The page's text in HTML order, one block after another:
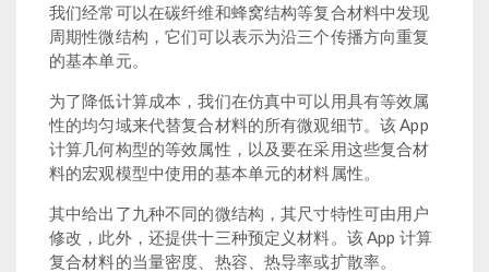
我们经常可以在碳纤维和蜂窝结构等复合材料中发现
周期性微结构，它们可以表示为沿三个传播方向重复
的基本单元。
为了降低计算成本，我们在仿真中可以用具有等效属
性的均匀域来代替复合材料的所有微观细节。该 App
计算几何构型的等效属性，以及要在采用这些复合材
料的宏观模型中使用的基本单元的材料属性。
其中给出了九种不同的微结构，其尺寸特性可由用户
修改，此外，还提供十三种预定义材料。该 App 计算
复合材料的当量密度、热容、热导率或扩散率。